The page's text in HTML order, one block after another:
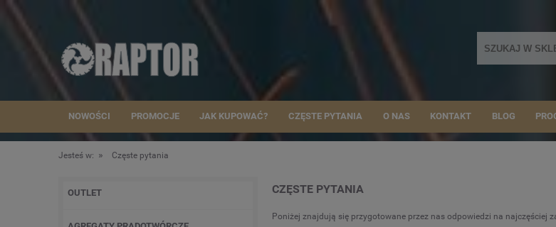
NOWOŚCI PROMOCJE JAK KUPOWAĆ? CZĘSTE PYTANIA O NAS KONTAKT BLOG
Jesteś w: » Częste pytania
OUTLET CZĘSTE PYTANIA
Poniżej znajdują się przygotowane przez nas odpowiedzi na